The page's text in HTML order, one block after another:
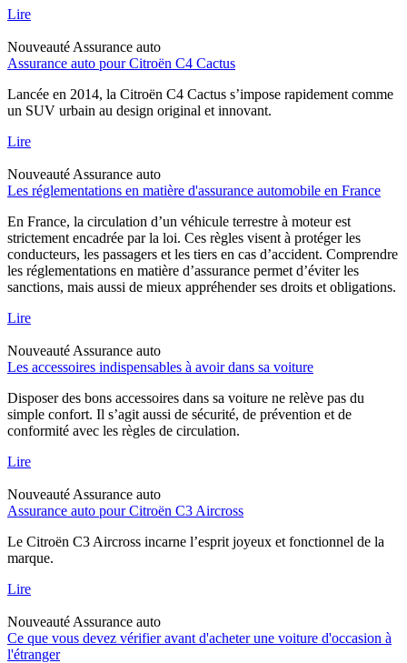
Lire
Nouveauté Assurance auto
Assurance auto pour Citroën C4 Cactus
Lancée en 2014, la Citroën C4 Cactus s’impose rapidement comme
un SUV urbain au design original et innovant.
Lire
Nouveauté Assurance auto
Les réglementations en matière d'assurance automobile en France
En France, la circulation d’un véhicule terrestre à moteur est
strictement encadrée par la loi. Ces règles visent à protéger les
conducteurs, les passagers et les tiers en cas d’accident. Comprendre
les réglementations en matière d’assurance permet d’éviter les
sanctions, mais aussi de mieux appréhender ses droits et obligations.
Lire
Nouveauté Assurance auto
Les accessoires indispensables à avoir dans sa voiture
Disposer des bons accessoires dans sa voiture ne relève pas du
simple confort. Il s’agit aussi de sécurité, de prévention et de
conformité avec les règles de circulation.
Lire
Nouveauté Assurance auto
Assurance auto pour Citroën C3 Aircross
Le Citroën C3 Aircross incarne l’esprit joyeux et fonctionnel de la
marque.
Lire
Nouveauté Assurance auto
Ce que vous devez vérifier avant d'acheter une voiture d'occasion à
l'étranger